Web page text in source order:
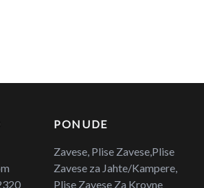
PONUDE
Zavese, Plise Zavese,Plise
Zavese za Jahte/Kampere,
Plise Zavese Za Krovne